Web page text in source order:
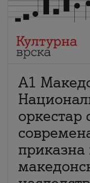
А1
оркестар